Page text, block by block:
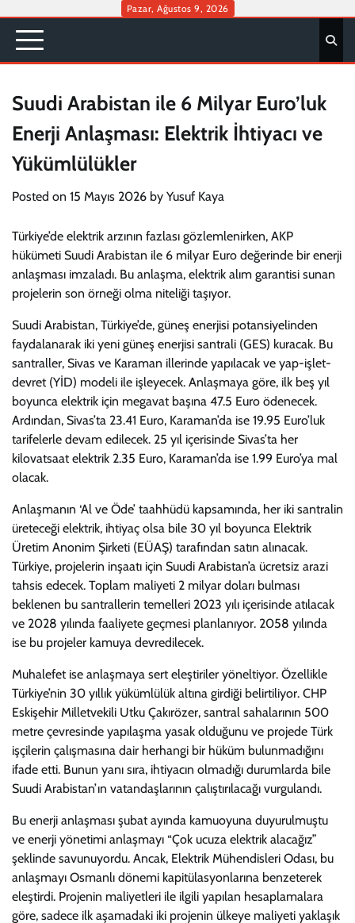
content
Pazar, Ağustos 9, 2026
Suudi Arabistan ile 6 Milyar Euro’luk
Enerji Anlaşması: Elektrik İhtiyacı ve
Yükümlülükler
Posted on 15 Mayıs 2026 by Yusuf Kaya
Türkiye’de elektrik arzının fazlası gözlemlenirken, AKP
hükümeti Suudi Arabistan ile 6 milyar Euro değerinde bir enerji
anlaşması imzaladı. Bu anlaşma, elektrik alım garantisi sunan
projelerin son örneği olma niteliği taşıyor.
Suudi Arabistan, Türkiye’de, güneş enerjisi potansiyelinden
faydalanarak iki yeni güneş enerjisi santrali (GES) kuracak. Bu
santraller, Sivas ve Karaman illerinde yapılacak ve yap-işlet-
devret (YİD) modeli ile işleyecek. Anlaşmaya göre, ilk beş yıl
boyunca elektrik için megavat başına 47.5 Euro ödenecek.
Ardından, Sivas’ta 23.41 Euro, Karaman’da ise 19.95 Euro’luk
tarifelerle devam edilecek. 25 yıl içerisinde Sivas’ta her
kilovatsaat elektrik 2.35 Euro, Karaman’da ise 1.99 Euro’ya mal
olacak.
Anlaşmanın ‘Al ve Öde’ taahhüdü kapsamında, her iki santralin
üreteceği elektrik, ihtiyaç olsa bile 30 yıl boyunca Elektrik
Üretim Anonim Şirketi (EÜAŞ) tarafından satın alınacak.
Türkiye, projelerin inşaatı için Suudi Arabistan’a ücretsiz arazi
tahsis edecek. Toplam maliyeti 2 milyar doları bulması
beklenen bu santrallerin temelleri 2023 yılı içerisinde atılacak
ve 2028 yılında faaliyete geçmesi planlanıyor. 2058 yılında
ise bu projeler kamuya devredilecek.
Muhalefet ise anlaşmaya sert eleştiriler yöneltiyor. Özellikle
Türkiye’nin 30 yıllık yükümlülük altına girdiği belirtiliyor. CHP
Eskişehir Milletvekili Utku Çakırözer, santral sahalarının 500
metre çevresinde yapılaşma yasak olduğunu ve projede Türk
işçilerin çalışmasına dair herhangi bir hüküm bulunmadığını
ifade etti. Bunun yanı sıra, ihtiyacın olmadığı durumlarda bile
Suudi Arabistan’ın vatandaşlarının çalıştırılacağı vurgulandı.
Bu enerji anlaşması şubat ayında kamuoyuna duyurulmuştu
ve enerji yönetimi anlaşmayı “Çok ucuza elektrik alacağız”
şeklinde savunuyordu. Ancak, Elektrik Mühendisleri Odası, bu
anlaşmayı Osmanlı dönemi kapitülasyonlarına benzeterek
eleştirdi. Projenin maliyetleri ile ilgili yapılan hesaplamalara
göre, sadece ilk aşamadaki iki projenin ülkeye maliyeti yaklaşık